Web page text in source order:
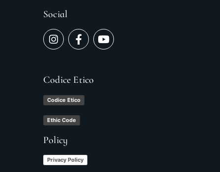
Social
Codice Etico
Codice Etico
Ethic Code
Policy
Privacy Policy